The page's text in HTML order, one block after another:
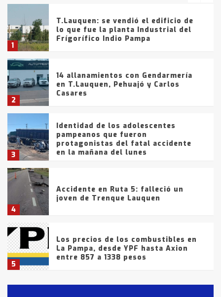
1
T.Lauquen: se vendió el edificio de
lo que fue la planta Industrial del
Frígorífico Indio Pampa
2
14 allanamientos con Gendarmería
en T.Lauquen, Pehuajó y Carlos
Casares
3
Identidad de los adolescentes
pampeanos que fueron
protagonistas del fatal accidente
en la mañana del lunes
4
Accidente en Ruta 5: falleció un
joven de Trenque Lauquen
5
Los precios de los combustibles en
La Pampa, desde YPF hasta Axion
entre 857 a 1338 pesos